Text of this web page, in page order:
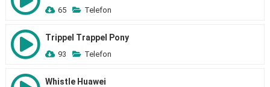
65 Telefon
Trippel Trappel Pony
93 Telefon
Whistle Huawei